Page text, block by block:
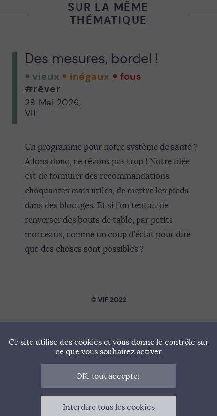
SUR LA MÊME
THÉMATIQUE
Des mesures, bordel !
vieux inégaux
fous
#rêver
28 Mai 2026,
VIF
Un programme pour notre système de santé ?
Allons donc, ne rêvons pas trop ! Notre idée
est de formuler des recommandations,
choquantes mais utiles, de mettre les pieds
dans des blocages. Et si l’on tentait de
renverser des bouts de table, par petits
morceaux, comme un coup d’éclat pour dire
que des choses sont possibles ?
© VIF 2022
SOUTENIR VIF
NOTRE MANIFESTE
QUI SOMMES-NOUS ?
MENTIONS LÉGALES
Ce site utilise des cookies et vous donne le contrôle sur
ce que vous souhaitez activer
OK, tout accepter
Interdire tous les cookies